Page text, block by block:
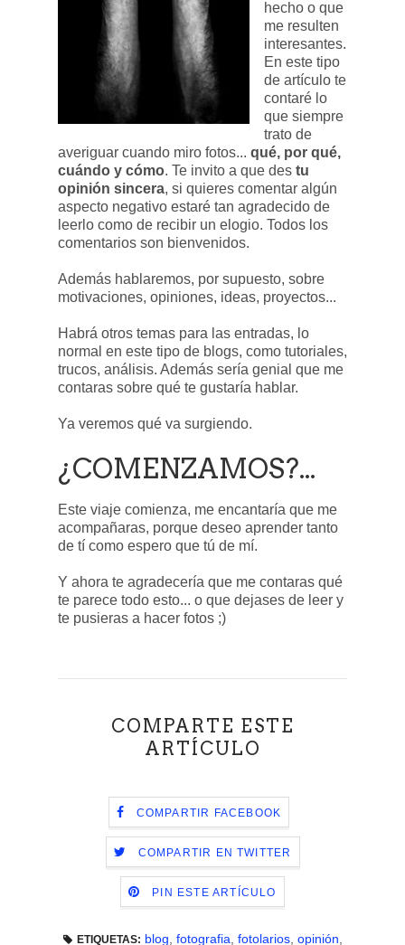
hecho o que
me resulten
interesantes.
En este tipo
de artículo te
contaré lo
que siempre
trato de
averiguar cuando miro fotos... qué, por qué,
cuándo y cómo. Te invito a que des tu
opinión sincera, si quieres comentar algún
aspecto negativo estaré tan agradecido de
leerlo como de recibir un elogio. Todos los
comentarios son bienvenidos.
Además hablaremos, por supuesto, sobre
motivaciones, opiniones, ideas, proyectos...
Habrá otros temas para las entradas, lo
normal en este tipo de blogs, como tutoriales,
trucos, análisis. Además sería genial que me
contaras sobre qué te gustaría hablar.
Ya veremos qué va surgiendo.
¿COMENZAMOS?...
Este viaje comienza, me encantaría que me
acompañaras, porque deseo aprender tanto
de tí como espero que tú de mí.
Y ahora te agradecería que me contaras qué
te parece todo esto... o que dejases de leer y
te pusieras a hacer fotos ;)
COMPARTE ESTE
ARTÍCULO
COMPARTIR FACEBOOK
COMPARTIR EN TWITTER
PIN ESTE ARTÍCULO
ETIQUETAS: blog fotografia fotolarios, opinión